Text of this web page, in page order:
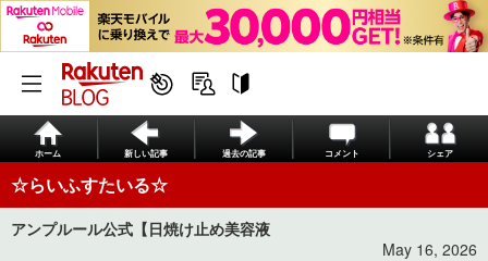
ホーム 新しい記事 過去の記事 コメント シェア
☆らいふすたいる☆
アンプルール公式【日焼け止め美容液
May 16, 2026